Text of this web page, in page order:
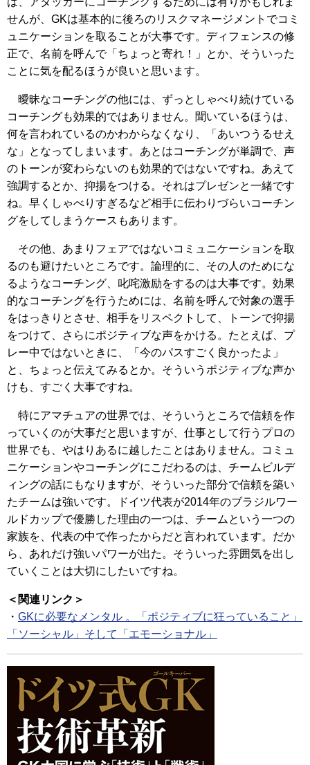
せんが、GKは基本的に後ろのリスクマネージメントでコミ
ュニケーションを取ることが大事です。ディフェンスの修
正で、名前を呼んで「ちょっと寄れ！」とか、そういった
ことに気を配るほうが良いと思います。
曖昧なコーチングの他には、ずっとしゃべり続けている
コーチングも効果的ではありません。聞いているほうは、
何を言われているのかわからなくなり、「あいつうるせえ
な」となってしまいます。あとはコーチングが単調で、声
のトーンが変わらないのも効果的ではないですね。あえて
強調するとか、抑揚をつける。それはプレゼンと一緒です
ね。早くしゃべりすぎるなど相手に伝わりづらいコーチン
グをしてしまうケースもあります。
その他、あまりフェアではないコミュニケーションを取
るのも避けたいところです。論理的に、その人のためにな
るようなコーチング、叱咤激励をするのは大事です。効果
的なコーチングを行うためには、名前を呼んで対象の選手
をはっきりとさせ、相手をリスペクトして、トーンで抑揚
をつけて、さらにポジティブな声をかける。たとえば、プ
レー中ではないときに、「今のパスすごく良かったよ」
と、ちょっと伝えてみるとか。そういうポジティブな声か
けも、すごく大事ですね。
特にアマチュアの世界では、そういうところで信頼を作
っていくのが大事だと思いますが、仕事として行うプロの
世界でも、やはりあるに越したことはありません。コミュ
ニケーションやコーチングにこだわるのは、チームビルデ
ィングの話にもなりますが、そういった部分で信頼を築い
たチームは強いです。ドイツ代表が2014年のブラジルワー
ルドカップで優勝した理由の一つは、チームという一つの
家族を、代表の中で作ったからだと言われています。だか
ら、あれだけ強いパワーが出た。そういった雰囲気を出し
ていくことは大切にしたいですね。
＜関連リンク＞
・ GKに必要なメンタル 。「ポジティブに狂っていること」
「ソーシャル」そして「エモーショナル」